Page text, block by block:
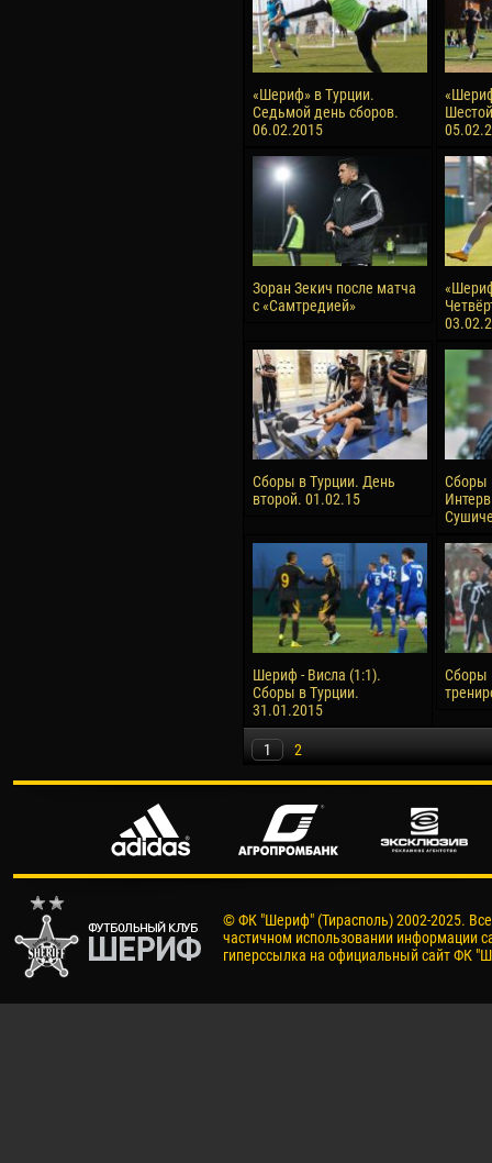
«Шериф» в Турции.
Седьмой день сборов.
06.02.2015
Зоран Зекич после матча
с «Самтредией»
Сборы в Турции. День
второй. 01.02.15
Сборы
Шериф - Висла (1:1).
Сборы в Турции.
31.01.2015
Сборы
1 2
© ФК "Шериф" (Тирасполь) 2002-2025.
частичном использовании информации
гиперссылка на официальный сайт ФК